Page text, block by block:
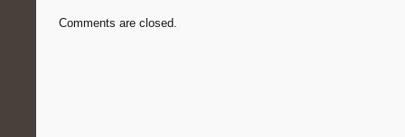
Comments are closed.